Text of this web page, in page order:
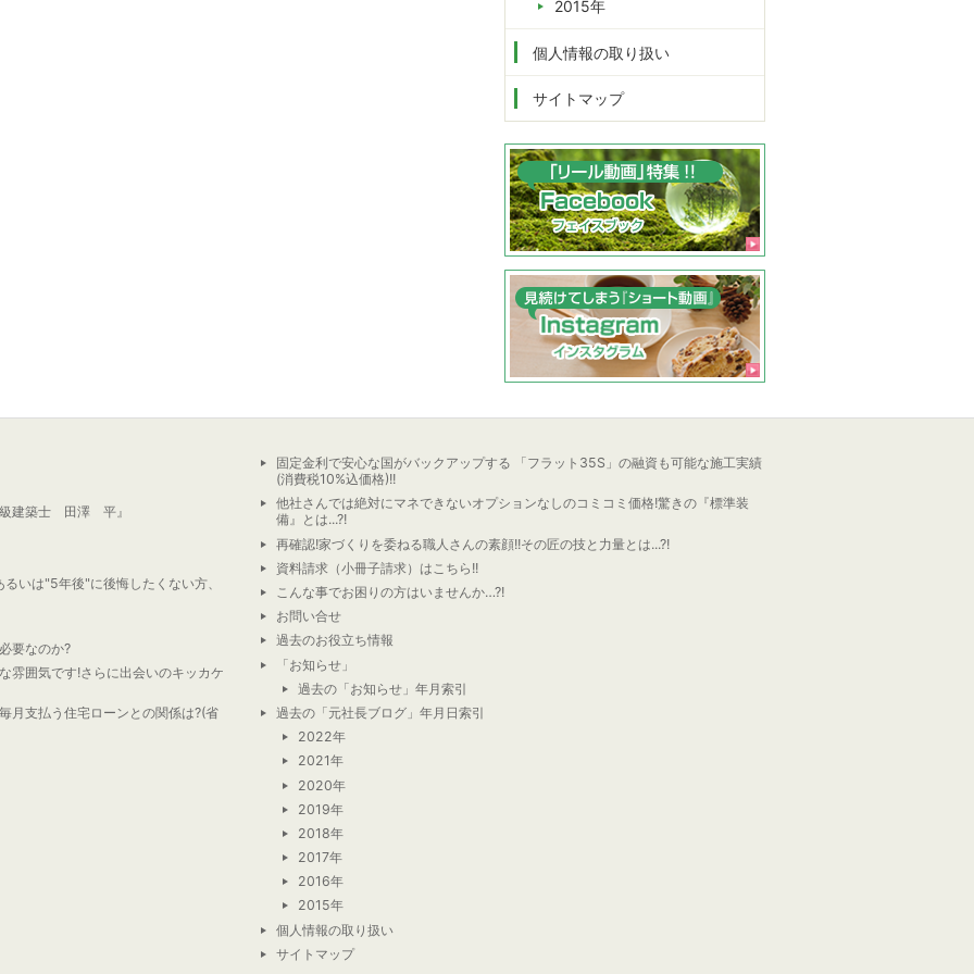
2015年
個人情報の取り扱い
サイトマップ
級建築士 田澤 平』
いは"5年後"に後悔したくない方、
要なのか?
雰囲気です!さらに出会いのキッカケ
月支払う住宅ローンとの関係は?(省
固定金利で安心な国がバックアップする 「フラット35S」の融資も可能な施工実績
(消費税10%込価格)!!
他社さんでは絶対にマネできないオプションなしのコミコミ価格!驚きの『標準装
備』とは...?!
再確認!家づくりを委ねる職人さんの素顔!!その匠の技と力量とは...?!
資料請求（小冊子請求）はこちら!!
こんな事でお困りの方はいませんか…?!
お問い合せ
過去のお役立ち情報
「お知らせ」
過去の「お知らせ」年月索引
過去の「元社長ブログ」年月日索引
2022年
2021年
2020年
2019年
2018年
2017年
2016年
2015年
個人情報の取り扱い
サイトマップ